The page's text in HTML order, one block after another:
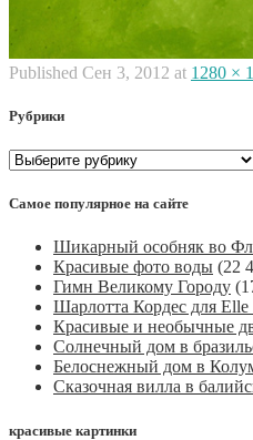
Published Сен 3, 2012 at 1280 ×
Рубрики
Рубрики
Самое популярное на сайте
Шикарный особняк во
Красивые фото воды (22
Гимн Великому Городу
Шарлотта Кордес для Elle
Красивые и необычные
Солнечный дом в
Белоснежный дом в
Сказочная вилла в
красивые картинки